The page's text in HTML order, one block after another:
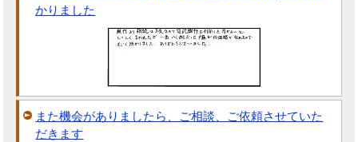
かりました
また機会がありましたら、ご相談、ご依頼させていた
だきます